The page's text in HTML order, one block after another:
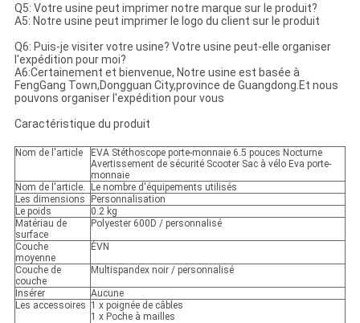
Q5: Votre usine peut imprimer notre marque sur le produit?
A5: Notre usine peut imprimer le logo du client sur le produit
Q6: Puis-je visiter votre usine? Votre usine peut-elle organiser
l'expédition pour moi?
A6:Certainement et bienvenue, Notre usine est basée à
FengGang Town,Dongguan City,province de Guangdong.Et nous
pouvons organiser l'expédition pour vous
Caractéristique du produit
Nom de l'article
EVA Stéthoscope porte-monnaie 6.5 pouces Nocturne
Avertissement de sécurité Scooter Sac à vélo Eva porte-
monnaie
Nom de l'article.
Le nombre d'équipements utilisés
Les dimensions
Personnalisation
Le poids
0.2 kg
Matériau de
surface
Polyester 600D / personnalisé
Couche
moyenne
ÉVN
Couche de
couche
Multispandex noir / personnalisé
Insérer
Aucune
Les accessoires 1 x poignée de câbles
1 x Poche à mailles